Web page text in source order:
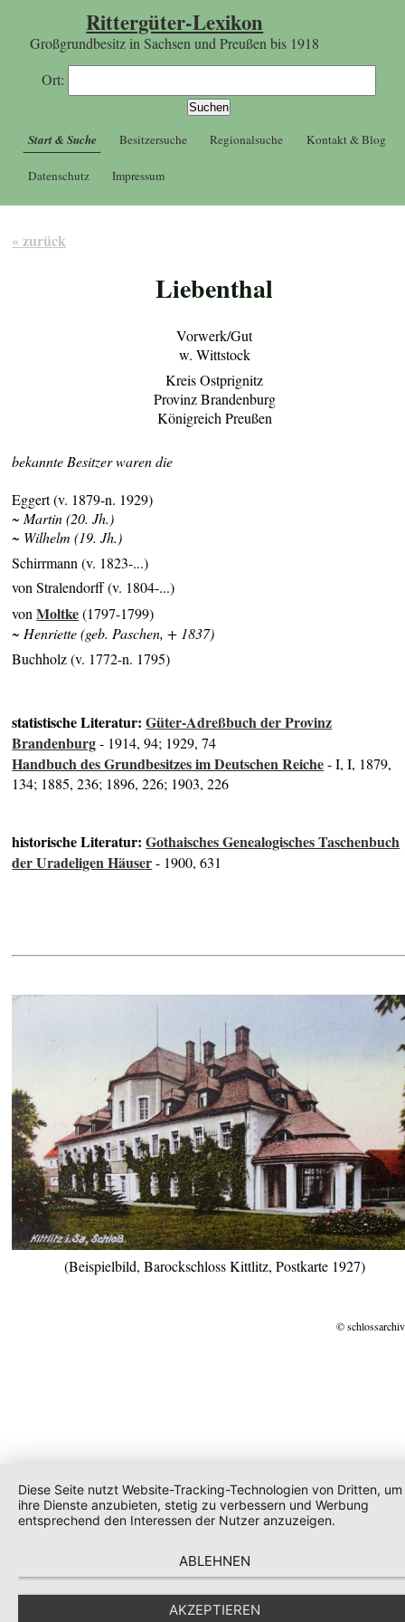
Rittergüter-Lexikon
Großgrundbesitz in Sachsen und Preußen bis 1918
Ort:
Start & Suche Besitzersuche Regionalsuche Kontakt & Blog
Datenschutz Impressum
« zurück
Liebenthal
Vorwerk/Gut
w. Wittstock
Kreis Ostprignitz
Provinz Brandenburg
Königreich Preußen
bekannte Besitzer waren die
Eggert (v. 1879-n. 1929)
~ Martin(20. Jh.)
~ Wilhelm (19. Jh.)
Schirrmann (v. 1823-...)
von Stralendorff (v. 1804-...)
vonMoltke(1797-1799)
~ Henriette (geb. Paschen, + 1837)
Buchholz (v. 1772-n. 1795)
statistische Literatur:Güter-Adreßbuch der Provinz
Brandenburg- 1914, 94; 1929, 74
Handbuch des Grundbesitzes im Deutschen Reiche- I, I, 1879,
134; 1885, 236; 1896, 226; 1903, 226
historische Literatur:Gothaisches Genealogisches Taschenbuch
der Uradeligen Häuser- 1900, 631
(Beispielbild, Barockschloss Kittlitz, Postkarte 1927)
©
Diese Seite nutzt Website-Tracking-Technologien von Dritten, um
ihre Dienste anzubieten, stetig zu verbessern und Werbung
entsprechend den Interessen der Nutzer anzuzeigen.
ABLEHNEN
AKZEPTIEREN